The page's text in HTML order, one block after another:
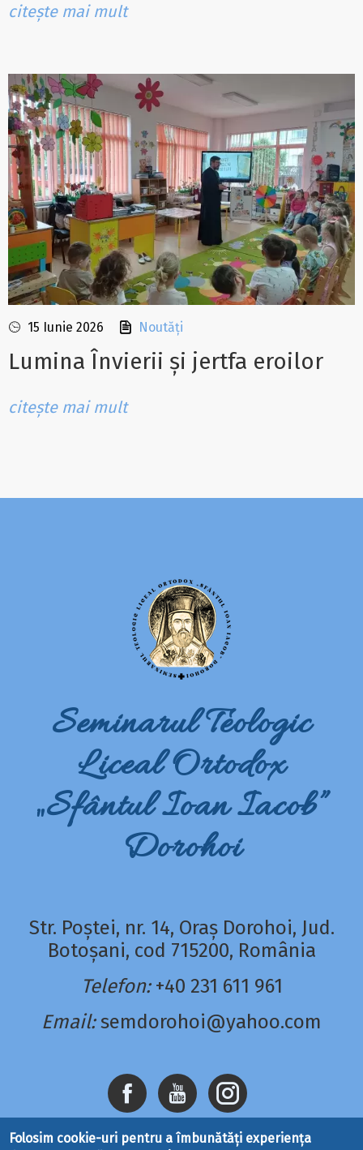
citește mai mult
15 Iunie 2026 Noutăți
Lumina Învierii și jertfa eroilor
citește mai mult
Seminarul Teologic
Liceal Ortodox
„Sfântul Ioan Iacob”
Dorohoi
Str. Poștei, nr. 14, Oraș Dorohoi, Jud.
Botoșani, cod 715200, România
Telefon: +40 231 611 961
Email: semdorohoi@yahoo.com
Folosim cookie-uri pentru a îmbunătăți experiența